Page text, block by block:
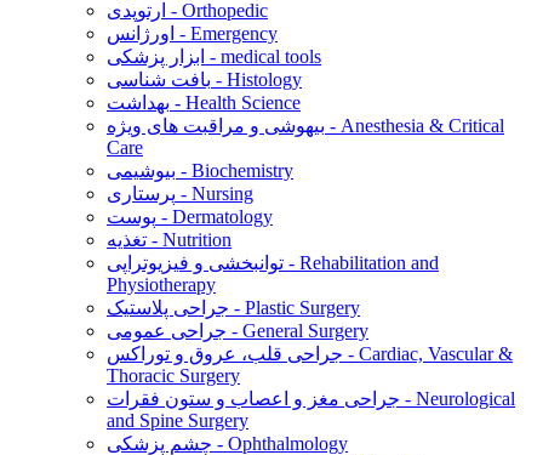
ارتوپدی - Orthopedic
اورژانس - Emergency
ابزار پزشکی - medical tools
بافت شناسی - Histology
بهداشت - Health Science
بیهوشی و مراقبت های ویژه - Anesthesia & Critical
Care
بیوشیمی - Biochemistry
پرستاری - Nursing
پوست - Dermatology
تغذیه - Nutrition
توانبخشی و فیزیوتراپی - Rehabilitation and
Physiotherapy
جراحی پلاستیک - Plastic Surgery
جراحی عمومی - General Surgery
جراحی قلب، عروق و توراکس - Cardiac, Vascular &
Thoracic Surgery
جراحی مغز و اعصاب و ستون فقرات - Neurological
and Spine Surgery
چشم پزشکی - Ophthalmology